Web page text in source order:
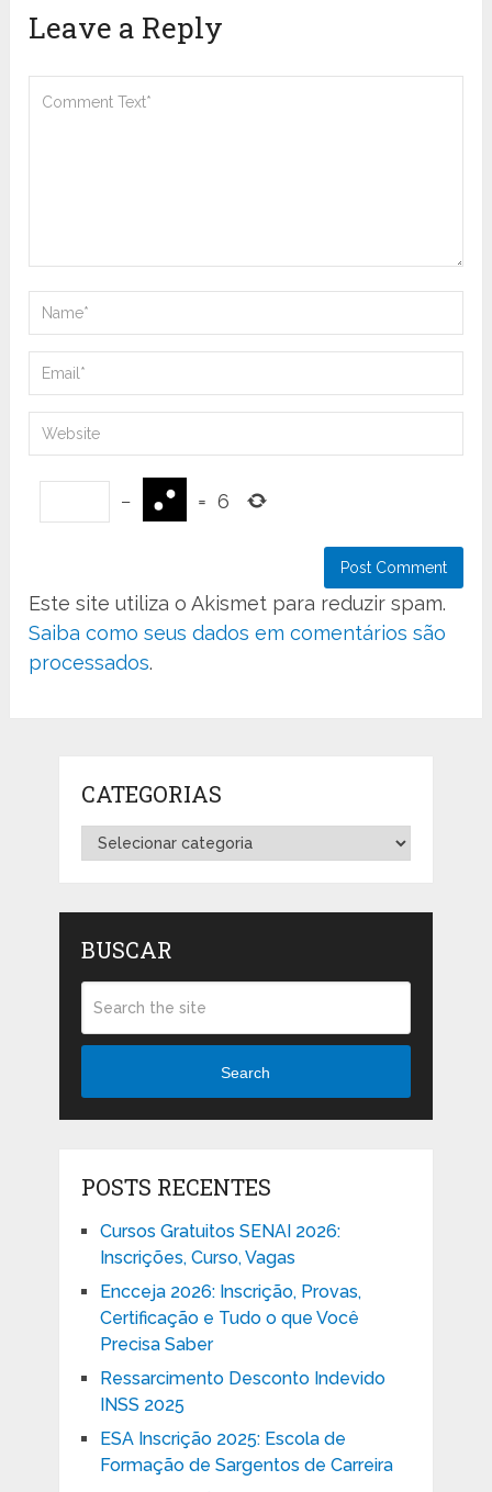
Leave a Reply
− = 6
Este site utiliza o Akismet para reduzir spam.
Saiba como seus dados em comentários são
processados.
CATEGORIAS
Categorias
BUSCAR
Search
POSTS RECENTES
Cursos Gratuitos SENAI 2026:
Inscrições, Curso, Vagas
Encceja 2026: Inscrição, Provas,
Certificação e Tudo o que Você
Precisa Saber
Ressarcimento Desconto Indevido
INSS 2025
ESA Inscrição 2025: Escola de
Formação de Sargentos de Carreira